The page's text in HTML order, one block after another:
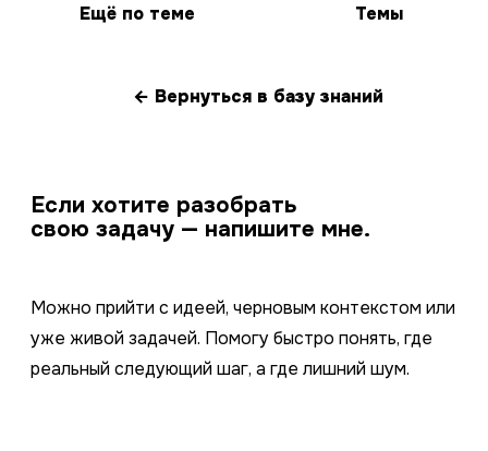
Ещё по теме Темы
← Вернуться в базу знаний
Если хотите разобрать
свою задачу — напишите мне.
Можно прийти с идеей, черновым контекстом или
уже живой задачей. Помогу быстро понять, где
реальный следующий шаг, а где лишний шум.